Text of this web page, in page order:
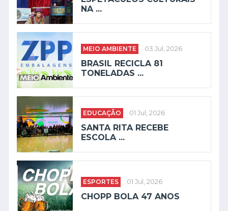
NA ...
MEIO AMBIENTE 03 Jul, 2026
BRASIL RECICLA 81
TONELADAS ...
EDUCAÇÃO 01 Jul, 2026
SANTA RITA RECEBE
ESCOLA ...
ESPORTES 01 Jul, 2026
CHOPP BOLA 47 ANOS